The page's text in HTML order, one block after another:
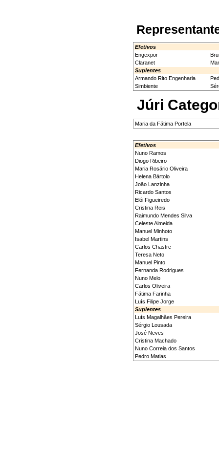
Efetivos
Engexpor
Claranet
Suplentes
Armando Rito Engenharia
Simbiente
Júri
Maria da Fátima Portela
Efetivos
Nuno Ramos
Diogo Ribeiro
Maria Rosário Oliveira
Helena Bártolo
João Lanzinha
Ricardo Santos
Elói Figueiredo
Cristina Reis
Raimundo Mendes Silva
Celeste Almeida
Manuel Minhoto
Isabel Martins
Carlos Chastre
Teresa Neto
Manuel Pinto
Fernanda Rodrigues
Nuno Melo
Carlos Oliveira
Fátima Farinha
Luís Filipe Jorge
Suplentes
Luís Magalhães Pereira
Sérgio Lousada
José Neves
Cristina Machado
Nuno Correia dos Santos
Pedro Matias